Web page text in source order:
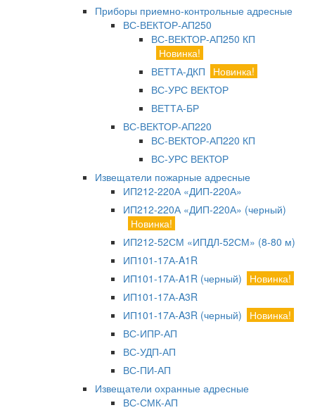
Приборы приемно-контрольные адресные
ВС-ВЕКТОР-АП250
ВС-ВЕКТОР-АП250 КП
Новинка!
ВЕТТА-ДКП
Новинка!
ВС-УРС ВЕКТОР
ВЕТТА-БР
ВС-ВЕКТОР-АП220
ВС-ВЕКТОР-АП220 КП
ВС-УРС ВЕКТОР
Извещатели пожарные адресные
ИП212-220А «ДИП-220А»
ИП212-220А «ДИП-220А» (черный)
Новинка!
ИП212-52СМ «ИПДЛ-52СМ» (8-80 м)
ИП101-17А-A1R
ИП101-17А-A1R (черный)
Новинка!
ИП101-17А-A3R
ИП101-17А-A3R (черный)
Новинка!
ВС-ИПР-АП
ВС-УДП-АП
ВС-ПИ-АП
Извещатели охранные адресные
ВС-СМК-АП